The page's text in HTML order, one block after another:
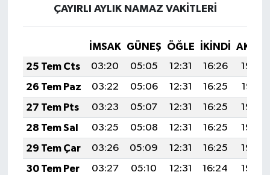
ÇAYIRLI AYLIK NAMAZ VAKITLERI
İMSAK GÜNEŞ ÖĞLE İKINDI
25 Tem Cts
03:20 05:05 12:31 16:26
19:48
26 Tem Paz
03:22 05:06 12:31 16:25
19:47
27 Tem Pts
03:23 05:07 12:31 16:25
19:46
28 Tem Sal
03:25 05:08 12:31 16:25
19:45
29 Tem Çar
03:26 05:09 12:31 16:25
19:44
30 Tem Per
03:27 05:10 12:31 16:24
19:43